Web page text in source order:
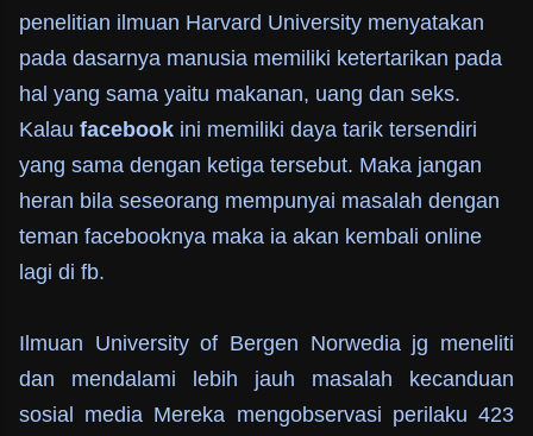
penelitian ilmuan Harvard University menyatakan
pada dasarnya manusia memiliki ketertarikan pada
hal yang sama yaitu makanan, uang dan seks.
Kalau facebook ini memiliki daya tarik tersendiri
yang sama dengan ketiga tersebut. Maka jangan
heran bila seseorang mempunyai masalah dengan
teman facebooknya maka ia akan kembali online
lagi di fb.
Ilmuan University of Bergen Norwedia jg meneliti
dan mendalami lebih jauh masalah kecanduan
sosial media Mereka mengobservasi perilaku 423